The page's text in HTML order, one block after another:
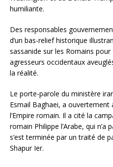
humiliante.
Des responsables
d’un bas-relief historique
sassanide sur les Romains
agresseurs occidentaux
la réalité.
Le porte-parole du ministère
Esmail Baghaei, a ouvertement
l’Empire romain. Il a cité la
romain Philippe l’Arabe, qui
s’est terminée par un traité de
Shapur Ier.